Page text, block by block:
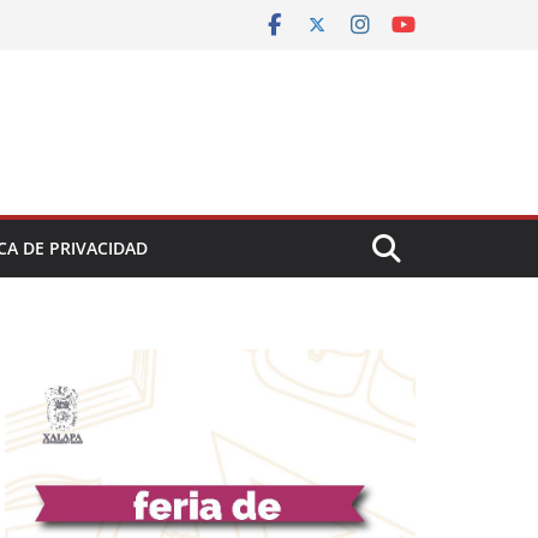
DE PRIVACIDAD